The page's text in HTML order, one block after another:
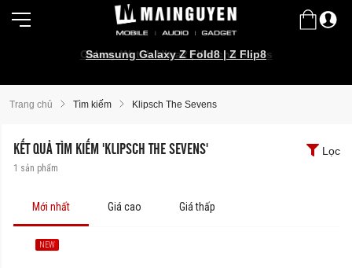
Galaxy Watch Ultra2 | Watch9 Series
Samsung Galaxy Z Fold8 | Z Flip8
Trang chủ Tìm kiếm Klipsch The Sevens
KẾT QUẢ TÌM KIẾM 'KLIPSCH THE SEVENS'
1 sản phẩm
Lọc
Mới nhất Giá cao Giá thấp
NEW